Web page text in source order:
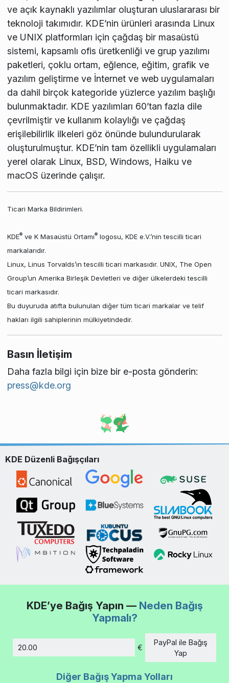
ve açık kaynaklı yazılımlar oluşturan uluslararası bir
teknoloji takımıdır. KDE’nin ürünleri arasında Linux
ve UNIX platformları için çağdaş bir masaüstü
sistemi, kapsamlı ofis üretkenliği ve grup yazılımı
paketleri, çoklu ortam, eğlence, eğitim, grafik ve
yazılım geliştirme ve İnternet ve web uygulamaları
da dahil birçok kategoride yüzlerce yazılım başlığı
bulunmaktadır. KDE yazılımları 60’tan fazla dile
çevrilmiştir ve kullanım kolaylığı ve çağdaş
erişilebilirlik ilkeleri göz önünde bulundurularak
oluşturulmuştur. KDE’nin tam özellikli uygulamaları
yerel olarak Linux, BSD, Windows, Haiku ve
macOS üzerinde çalışır.
Ticari Marka Bildirimleri.
KDE®ve K Masaüstü Ortamı®logosu, KDE e.V.’nin tescilli ticari
markalarıdır.
Linux, Linus Torvalds’ın tescilli ticari markasıdır. UNIX, The Open
Group’un Amerika Birleşik Devletleri ve diğer ülkelerdeki tescilli
ticari markasıdır.
Bu duyuruda atıfta bulunulan diğer tüm ticari markalar ve telif
hakları ilgili sahiplerinin mülkiyetindedir.
Basın İletişim
Daha fazla bilgi için bize bir e-posta gönderin:
press@kde.org
KDE Düzenli Bağışçıları
KDE’ye Bağış Yapın — Neden Bağış
Yapmalı?
€
PayPal ile Bağış
Yap
Diğer Bağış Yapma Yolları